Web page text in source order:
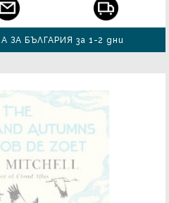
ЗА БЪЛГАРИЯ за 1-2 дни